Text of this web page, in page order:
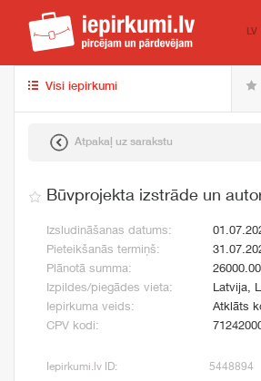
LV
Visi iepirkumi
Atpakaļ uz sarakstu
Būvprojekta izstrāde un
Izsludināšanas datums:
Pieteikšanās termiņš:
Plānotā summa:
Izpildes/piegādes vieta:
Latvija,
Iepirkuma veids:
Atklāts
CPV kodi:
Iepirkumi.lv ID: 5448894